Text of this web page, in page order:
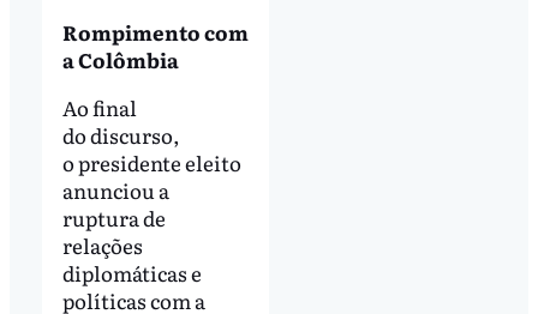
Rompimento com
a Colômbia
Ao final
do discurso,
o presidente eleito
anunciou a
ruptura de
relações
diplomáticas e
políticas com a